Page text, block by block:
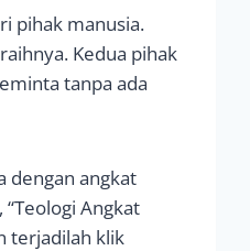
pihak manusia.
Kedua pihak
tanpa ada
dengan angkat
Angkat
terjadilah klik